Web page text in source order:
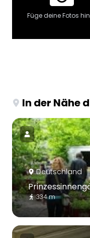
Füge deine Fotos
In der Nähe
Deutschland
334 m